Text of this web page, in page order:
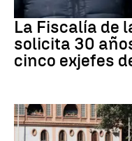
ETA
La Fiscalía de
solicita 30
cinco exjefes